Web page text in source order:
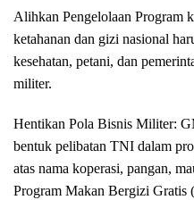
Alihkan Pengelolaan Program
ketahanan dan gizi nasional
kesehatan, petani, dan
militer.
Hentikan Pola Bisnis Militer:
bentuk pelibatan TNI dalam
atas nama koperasi, pangan,
Program Makan Bergizi Gratis